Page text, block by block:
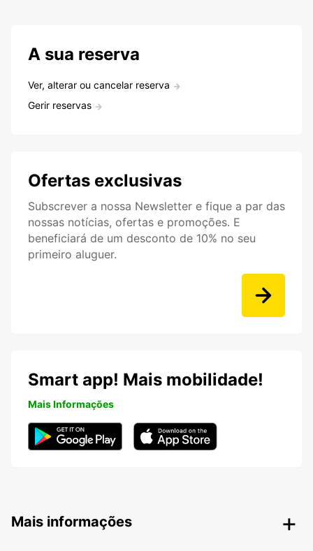
A sua reserva
Ver, alterar ou cancelar reserva
Gerir reservas
Ofertas exclusivas
Subscrever a nossa Newsletter e fique a par das
nossas notícias, ofertas e promoções. E
beneficiará de um desconto de 10% no seu
primeiro aluguer.
Smart app! Mais mobilidade!
Mais Informações
Mais informações